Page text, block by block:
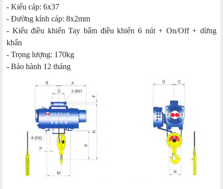
- Kiểu cáp: 6x37
- Đường kính cáp: 8x2mm
- Kiểu điều khiển Tay bấm điều khiển 6 nút + On/Off + dừng
khẩn
- Trọng lượng: 170kg
- Bảo hành 12 tháng